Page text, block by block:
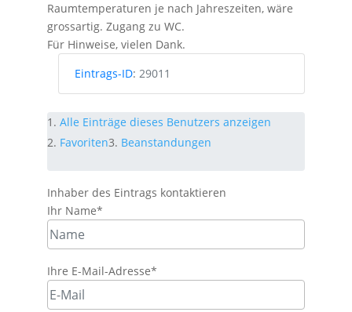
Raumtemperaturen je nach Jahreszeiten, wäre
grossartig. Zugang zu WC.
Für Hinweise, vielen Dank.
Eintrags-ID: 29011
Alle Einträge dieses Benutzers anzeigen
Favoriten
Beanstandungen
Inhaber des Eintrags kontaktieren
Ihr Name*
Ihre E-Mail-Adresse*